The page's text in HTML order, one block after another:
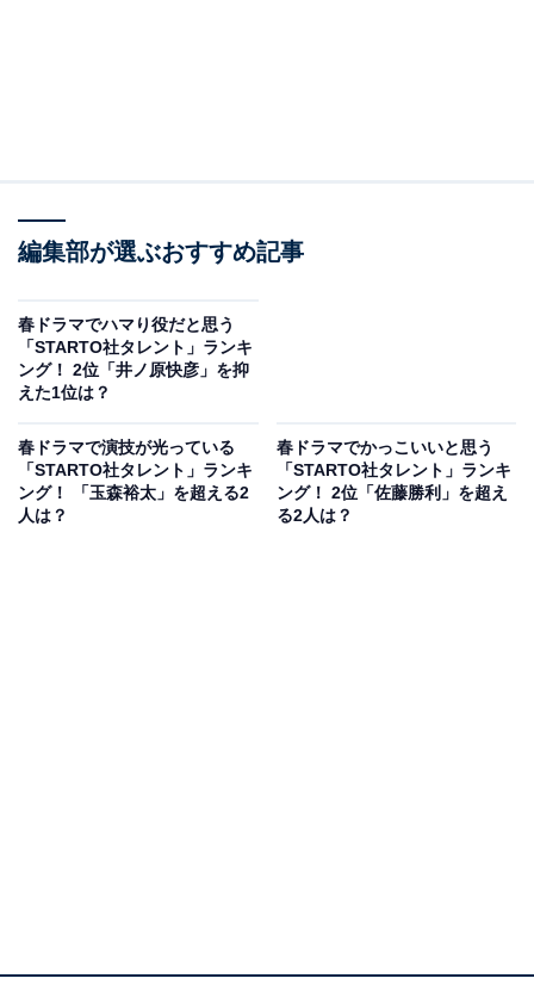
2位に選ばれたのは、Kis-My-Ft2の玉森裕太さんでした。
玉森さんは、堤真一さんが主演を務める日曜劇場
『GIFT』（TBS系）に出演中です。
同作は、パラスポーツの車いすラグビーを題材としたド
編集部が選ぶおすすめ記事
春ドラマでハマり役だと思う
「STARTO社タレント」ランキ
ング！ 2位「井ノ原快彦」を抑
えた1位は？
春ドラマで演技が光っている
「STARTO社タレント」ランキ
ング！ 「玉森裕太」を超える2
人は？
春ドラマでかっこいいと思う
「STARTO社タレント」ランキ
ング！ 2位「佐藤勝利」を超え
る2人は？